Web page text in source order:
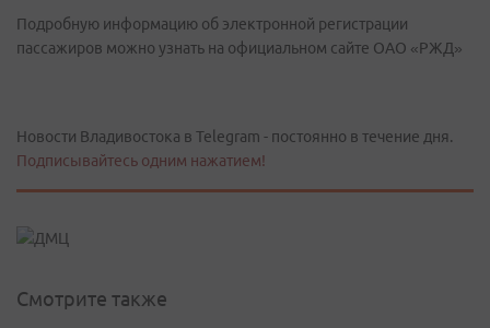
Подробную информацию об электронной регистрации
пассажиров можно узнать на официальном сайте ОАО «РЖД»
Новости Владивостока в Telegram - постоянно в течение дня.
Подписывайтесь одним нажатием!
Смотрите также